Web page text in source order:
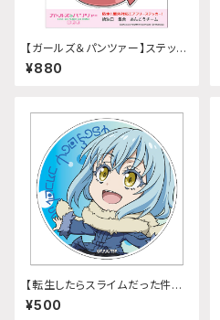
【ガールズ＆パンツァー】ステッカ
ー 給油口 (集合 あんこうチー
ム)
¥880
【転生したらスライムだった件】う
きうきミニステッカー (リムル)
¥500